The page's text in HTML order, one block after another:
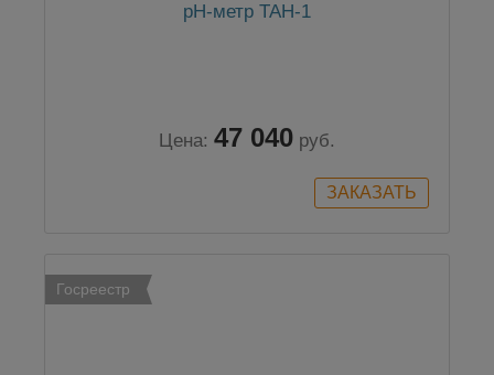
pH-метр ТАН-1
Цена: 47 040 руб.
Госреестр